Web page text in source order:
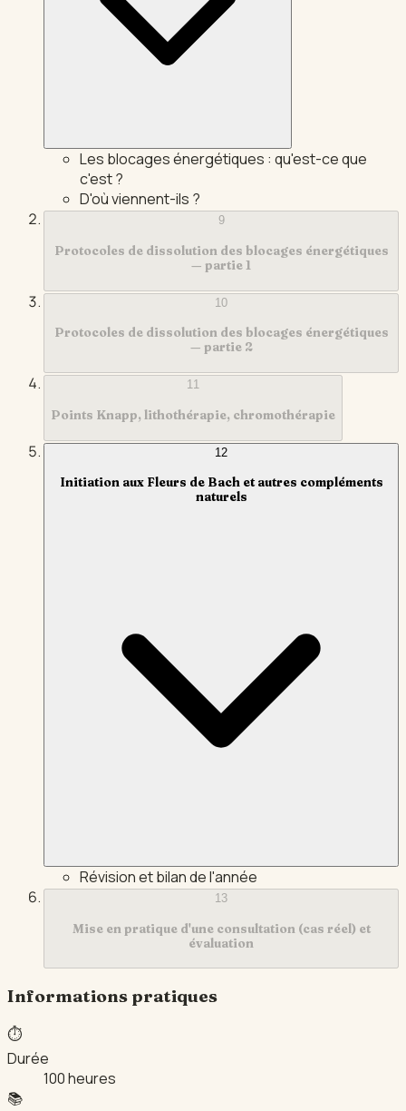
Les blocages énergétiques : qu'est-ce que
c'est ?
D'où viennent-ils ?
9
Protocoles de dissolution des blocages énergétiques
— partie 1
10
Protocoles de dissolution des blocages énergétiques
— partie 2
11
Points Knapp, lithothérapie, chromothérapie
12
Initiation aux Fleurs de Bach et autres compléments
naturels
Révision et bilan de l'année
13
Mise en pratique d'une consultation (cas réel) et
évaluation
Informations pratiques
⏱️
Durée
100 heures
📚